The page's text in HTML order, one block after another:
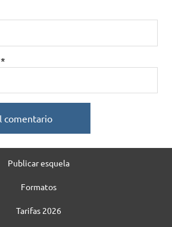
*
Publicar esquela
Formatos
Tarifas 2026